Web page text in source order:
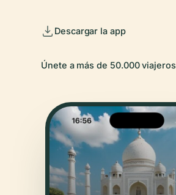
Descargar la app
Únete a más de 50.000 viajeros